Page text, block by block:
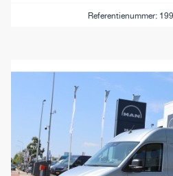
Referentienummer: